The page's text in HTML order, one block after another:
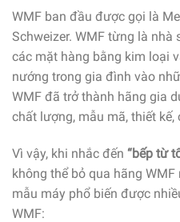
WMF ban đầu được gọi là
Schweizer. WMF từng là
các mặt hàng bằng kim loại
nướng trong gia đình vào
WMF đã trở thành hãng gia
chất lượng, mẫu mã, thiết
Vì vậy, khi nhắc đến “bếp từ
không thể bỏ qua hãng
mẫu máy phổ biến được
WMF: